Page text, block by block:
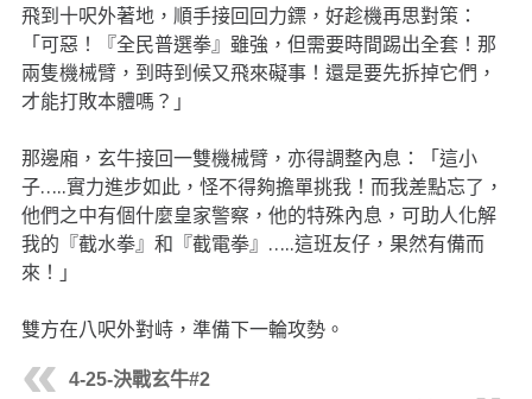
飛到十呎外著地，順手接回回力鏢，好趁機再思對策：
「可惡！『全民普選拳』雖強，但需要時間踢出全套！那
兩隻機械臂，到時到候又飛來礙事！還是要先拆掉它們，
才能打敗本體嗎？」
那邊廂，玄牛接回一雙機械臂，亦得調整內息：「這小
子…..實力進步如此，怪不得夠擔單挑我！而我差點忘了，
他們之中有個什麼皇家警察，他的特殊內息，可助人化解
我的『截水拳』和『截電拳』…..這班友仔，果然有備而
來！」
雙方在八呎外對峙，準備下一輪攻勢。
4-25-決戰玄牛#2